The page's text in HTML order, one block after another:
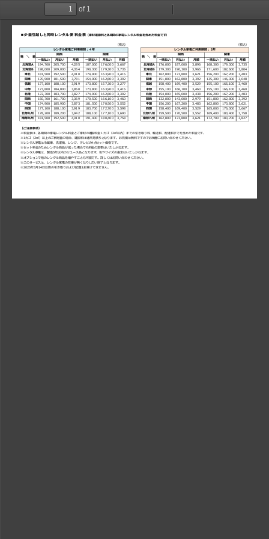
Sidebar
Find
of 1
Zoom
Out
In
■少量引越しと同時レンタル便 料金表 （家財運搬料と各期間の家電レンタル料金を含めた料金です）
（税込） （税込）
一括払い 月払い 月額 一括払い 月払い 月額 一括払い 月払い 月額 一括払い 月払い
月額
北海道A
194,700 205,700 4,285 187,000 176,000 3,667 北海道A 176,000 187,000 3,896 168,300 179,300
3,735
北海道B
198,000 209,000 4,354 190,300 179,300 3,735 北海道B 179,300 190,300 3,965 171,600 182,600
3,804
東北
181,500 192,500 4,010 174,900 163,900 3,415 東北 162,800 173,800 3,621 156,200 167,200
3,483
関東
170,500 181,500 3,781 154,000 162,800 3,392 関東 151,800 162,800 3,392 135,300 146,300
3,048
信越
177,100 188,100 3,919 173,800 157,300 3,277 信越 158,400 169,400 3,529 155,100 166,100
3,460
中部
173,800 184,800 3,850 173,800 163,900 3,415 中部 155,100 166,100 3,460 155,100 166,100
3,460
北陸
172,700 183,700 3,827 174,900 162,800 3,392 北陸 154,000 165,000 3,438 156,200 167,200
3,483
関西
150,700 161,700 3,369 170,500 166,100 3,460 関西 132,000 143,000 2,979 151,800 162,800
3,392
中国
174,900 185,900 3,873 181,500 170,500 3,552 中国 156,200 167,200 3,483 162,800 173,800
3,621
四国
177,100 188,100 3,919 183,700 172,700 3,598 四国 158,400 169,400 3,529 165,000 176,000
3,667
北部九州
178,200 189,200 3,942 188,100 177,100 3,690 北部九州 159,500 170,500 3,552 169,400 180,400
3,758
南部九州
181,500 192,500 4,010 191,400 180,400 3,758 南部九州 162,800 173,800 3,621 172,700 183,700 3,827
※料金表は、各期間の家電レンタル料金とご家財の運搬料金１カゴ（2㎥以内）までの引き取り料、輸送料、配達料までを含めた料金です。
※1カゴ（2㎥）以上のご家財量の場合、運搬料は通常見積りとなります。お見積は無料ですのでお気軽にお問い合わせください。
※レンタル家電は冷蔵庫、洗濯機、レンジ、テレビの4点セット価格です。
※セット料金のためレンタル商品が減った場合でも料金の変更はいたしかねます。
※レンタル家電は、製造5年以内のリユース品となります。色やサイズの指定はいたしかねます。
※オプションで他のレンタル商品を増やすことも可能です。詳しくはお問い合わせください。
※このサービスは、レンタル家電の在庫が無くなりしだい終了となります。
※2025年3月14日以降の引き取りおよび配達はお受けできません。
関東
レンタル家電ご利用期間：２年
発 ＼ 着
【ご注意事項）
発 ＼ 着
関西
レンタル家電ご利用期間：４年
関東
関西